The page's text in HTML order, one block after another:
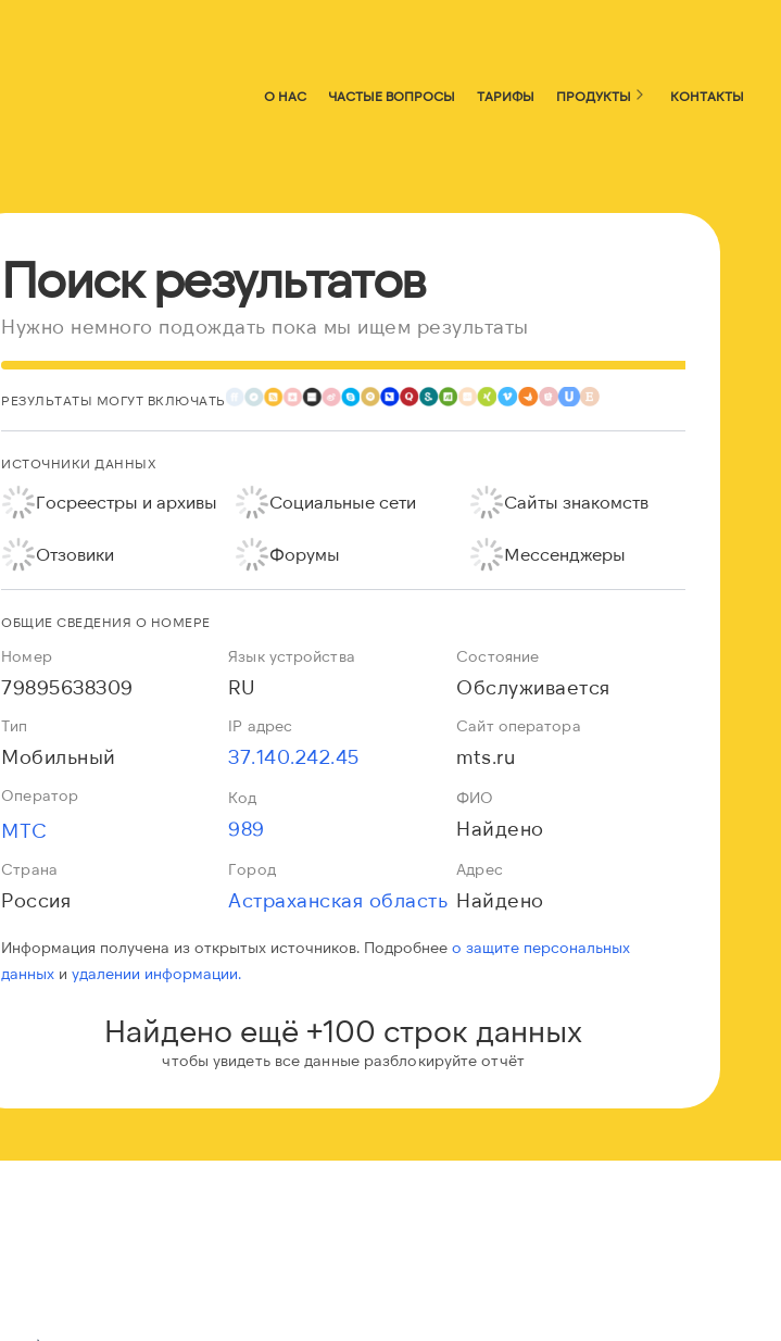
О НАС ЧАСТЫЕ ВОПРОСЫ ТАРИФЫ ПРОДУКТЫ КОНТАКТЫ
Поиск результатов
Нужно немного подождать пока мы ищем результаты
РЕЗУЛЬТАТЫ МОГУТ ВКЛЮЧАТЬ
ИСТОЧНИКИ ДАННЫХ
Госреестры и архивы Социальные сети Сайты знакомств
Отзовики Форумы Мессенджеры
ОБЩИЕ СВЕДЕНИЯ О НОМЕРЕ
Номер
79895638309
Язык устройства
RU
Состояние
Обслуживается
Тип
Мобильный
IP адрес
37.140.242.45
Сайт оператора
mts.ru
Оператор
МТС
Код
989
ФИО
Найдено
Страна
Россия
Город
Астраханская область
Адрес
Найдено
Информация получена из открытых источников. Подробнеео защите персональных
данных иудалении информации.
Найдено ещё +100 строк данных
чтобы увидеть все данные разблокируйте отчёт